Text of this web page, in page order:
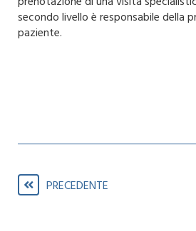
secondo livello è responsabile della
paziente.
PRECEDENTE